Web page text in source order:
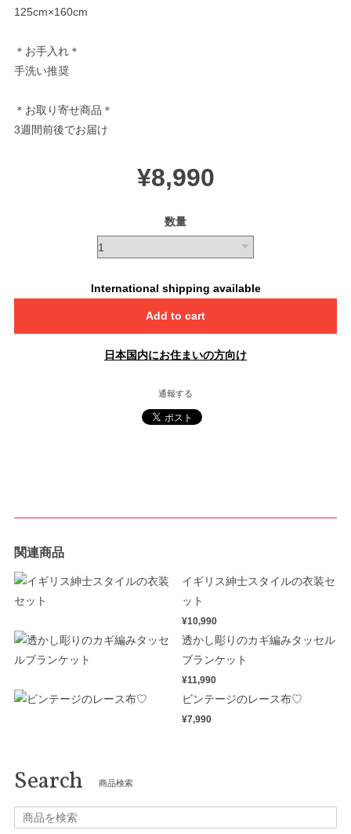
125cm×160cm
＊お手入れ＊
手洗い推奨
＊お取り寄せ商品＊
3週間前後でお届け
¥8,990
数量
International shipping available
Add to cart
日本国内にお住まいの方向け
通報する
関連商品
イギリス紳士スタイルの衣装セ
ット
¥10,990
透かし彫りのカギ編みタッセル
ブランケット
¥11,990
ビンテージのレース布♡
¥7,990
Search 商品検索